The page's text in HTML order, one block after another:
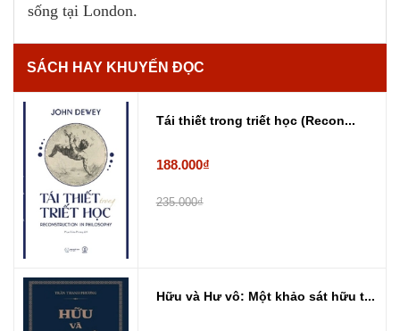
sống tại London.
SÁCH HAY KHUYẾN ĐỌC
Tái thiết trong triết học (Recon...
188.000₫
235.000₫
Hữu và Hư vô: Một khảo sát hữu t...